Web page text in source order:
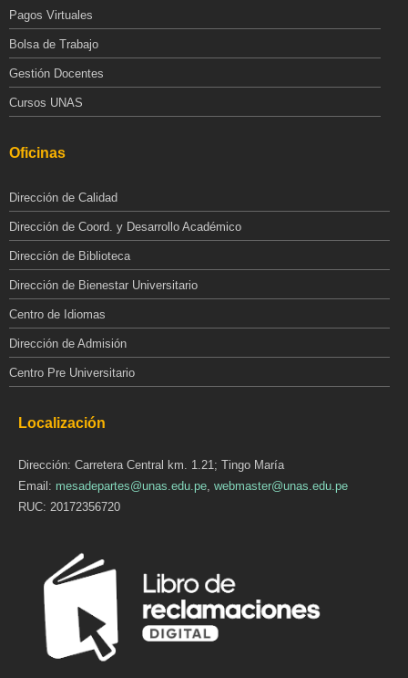
Pagos Virtuales
Bolsa de Trabajo
Gestión Docentes
Cursos UNAS
Oficinas
Dirección de Calidad
Dirección de Coord. y Desarrollo Académico
Dirección de Biblioteca
Dirección de Bienestar Universitario
Centro de Idiomas
Dirección de Admisión
Centro Pre Universitario
Localización
Dirección: Carretera Central km. 1.21; Tingo María
Email: mesadepartes@unas.edu.pe webmaster@unas.edu.pe
RUC: 20172356720